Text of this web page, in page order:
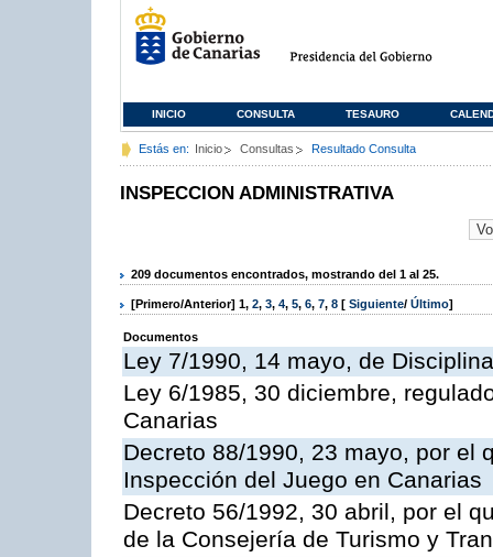
INICIO CONSULTA TESAURO
Estás en: Inicio Consultas Resultado Consulta
INSPECCION ADMINISTRATIVA
209 documentos encontrados, mostrando del 1 al 25.
[Primero/Anterior] 1, 2, 3, 4, 5, 6, 7, 8 [ Siguiente/ Último]
Documentos
Ley 7/1990, 14 mayo, de
Ley 6/1985, 30 diciembre,
Canarias
Decreto 88/1990, 23 mayo, por el
Inspección del Juego en Canarias
Decreto 56/1992, 30 abril, por el
de la Consejería de Turismo y